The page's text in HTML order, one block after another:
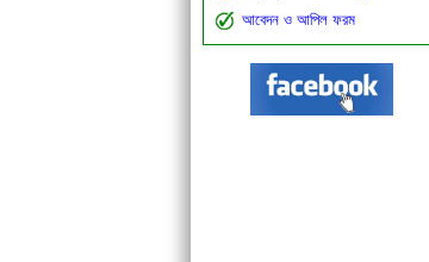
আবেদন ও আপিল ফরম